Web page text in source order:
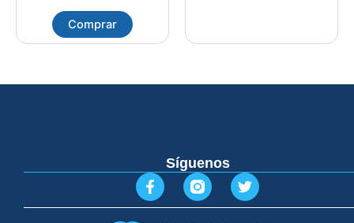
Comprar
Síguenos
F
a
c
T
w
i